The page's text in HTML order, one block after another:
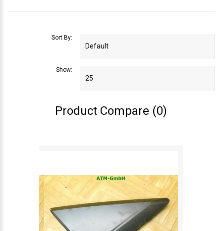
Sort By:
Show:
Product Compare (0)